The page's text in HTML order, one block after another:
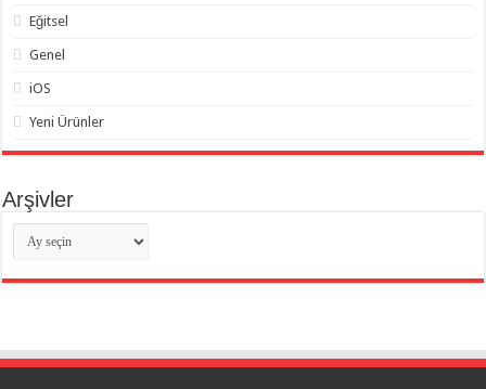
Eğitsel
Genel
iOS
Yeni Ürünler
Arşivler
Arşivler